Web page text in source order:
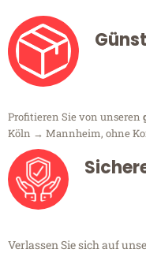
Profitieren Sie von unseren
Köln → Mannheim, ohne
Verlassen Sie sich auf